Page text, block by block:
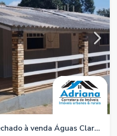
Casa em condomínio fechado à venda Águas Claras/Viamão/RS , referência 760